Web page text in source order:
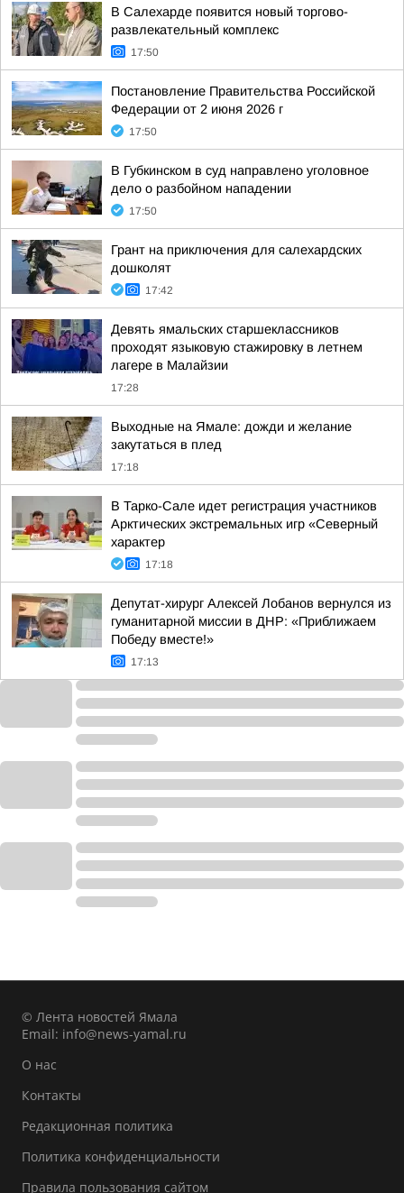
В Салехарде появится новый торгово-
развлекательный комплекс
17:50
Постановление Правительства Российской
Федерации от 2 июня 2026 г
17:50
В Губкинском в суд направлено уголовное
дело о разбойном нападении
17:50
Грант на приключения для салехардских
дошколят
17:42
Девять ямальских старшеклассников
проходят языковую стажировку в летнем
лагере в Малайзии
17:28
Выходные на Ямале: дожди и желание
закутаться в плед
17:18
В Тарко-Сале идет регистрация участников
Арктических экстремальных игр «Северный
характер
17:18
Депутат-хирург Алексей Лобанов вернулся из
гуманитарной миссии в ДНР: «Приближаем
Победу вместе!»
17:13
© Лента новостей Ямала
Email: info@news-yamal.ru
О нас
Контакты
Редакционная политика
Политика конфиденциальности
Правила пользования сайтом